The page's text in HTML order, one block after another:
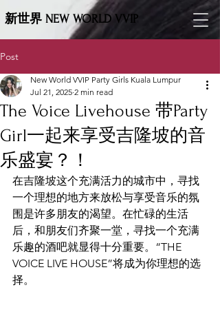
新世界 NEW WORLD VVIP
Post
The Voice Livehouse 带Party
Girl一起来享受吉隆坡的音
乐盛宴？！
New World VVIP Party Girls Kuala Lumpur
Jul 21, 2025 2 min read
在吉隆坡这个充满活力的城市中，寻找
一个理想的地方来放松与享受音乐的氛
围是许多朋友的渴望。在忙碌的生活
后，和朋友们齐聚一堂，寻找一个充满
乐趣的酒吧就显得十分重要。“THE
VOICE LIVE HOUSE”将成为你理想的选
择。